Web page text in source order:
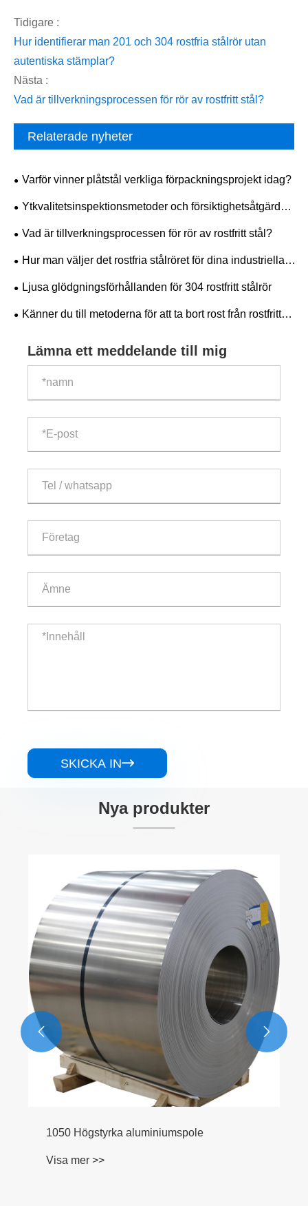
Tidigare :
​Hur identifierar man 201 och 304 rostfria stålrör utan
autentiska stämplar?
Nästa :
Vad är tillverkningsprocessen för rör av rostfritt stål?
Relaterade nyheter
Varför vinner plåtstål verkliga förpackningsprojekt idag?
Ytkvalitetsinspektionsmetoder och försiktighetsåtgärder
för 304 rostfritt stålplåt
Vad är tillverkningsprocessen för rör av rostfritt stål?
Hur man väljer det rostfria stålröret för dina industriella
behov?
Ljusa glödgningsförhållanden för 304 rostfritt stålrör
Känner du till metoderna för att ta bort rost från rostfritt
Lämna ett meddelande till mig
SKICKA IN
Nya produkter
304 rostfritt stål H -balk
Visa mer >>
 